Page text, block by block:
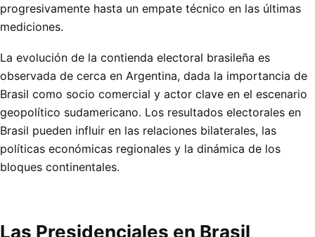
progresivamente hasta un empate técnico en las últimas
mediciones.
La evolución de la contienda electoral brasileña es
observada de cerca en Argentina, dada la importancia de
Brasil como socio comercial y actor clave en el escenario
geopolítico sudamericano. Los resultados electorales en
Brasil pueden influir en las relaciones bilaterales, las
políticas económicas regionales y la dinámica de los
bloques continentales.
Las Presidenciales en Brasil